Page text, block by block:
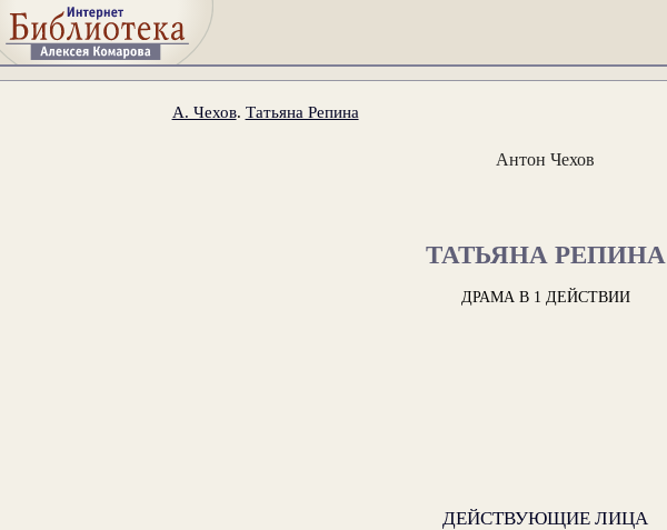
А. Чехов. Татьяна Репина
Антон Чехов
ТАТЬЯНА РЕПИНА
ДРАМА В 1 ДЕЙСТВИИ
ДЕЙСТВУЮЩИЕ ЛИЦА